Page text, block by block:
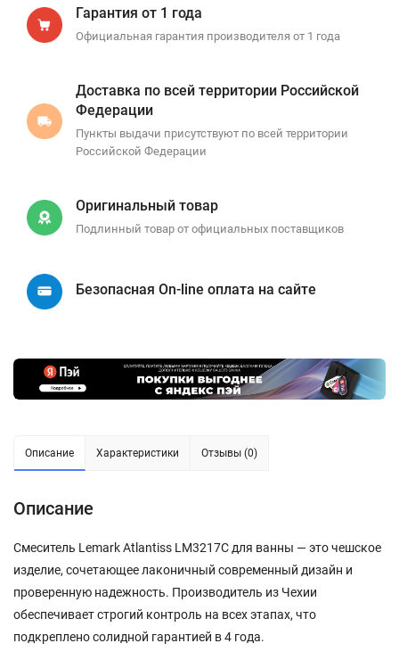
Гарантия от 1 года
Официальная гарантия производителя от 1 года
Доставка по всей территории Российской
Федерации
Пункты выдачи присутствуют по всей территории
Российской Федерации
Оригинальный товар
Подлинный товар от официальных поставщиков
Безопасная On-line оплата на сайте
Описание Характеристики Отзывы (0)
Описание
Смеситель Lemark Atlantiss LM3217C для ванны — это чешское
изделие, сочетающее лаконичный современный дизайн и
проверенную надежность. Производитель из Чехии
обеспечивает строгий контроль на всех этапах, что
подкреплено солидной гарантией в 4 года.